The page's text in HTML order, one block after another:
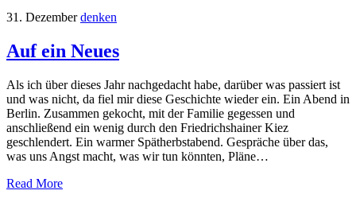
31. Dezember denken
Auf ein Neues
Als ich über dieses Jahr nachgedacht habe, darüber was passiert ist
und was nicht, da fiel mir diese Geschichte wieder ein. Ein Abend in
Berlin. Zusammen gekocht, mit der Familie gegessen und
anschließend ein wenig durch den Friedrichshainer Kiez
geschlendert. Ein warmer Spätherbstabend. Gespräche über das,
was uns Angst macht, was wir tun könnten, Pläne…
Read More